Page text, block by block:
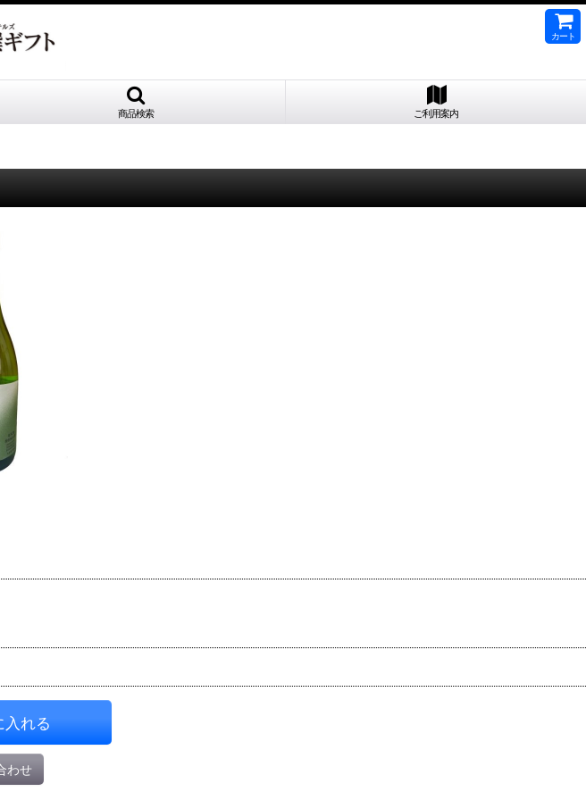
カート
商品検索 ご利用案内
入れる
わせ